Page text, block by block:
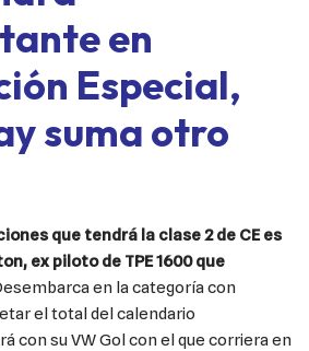
en
Especial,
suma otro
que tendrá la clase 2 de CE es
ex piloto de TPE 1600 que
en la categoría con
el total del calendario
con su VW Gol con el que corriera en